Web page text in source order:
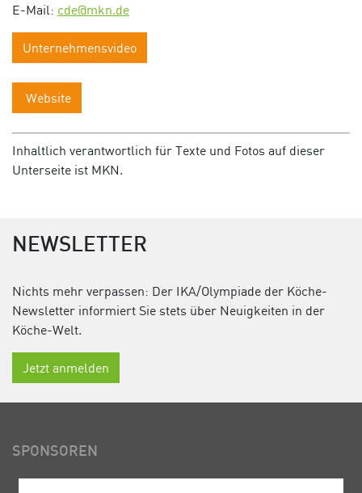
E-Mail: cde@mkn.de
Unternehmensvideo
Website
Inhaltlich verantwortlich für Texte und Fotos auf dieser
Unterseite ist MKN.
NEWSLETTER
Nichts mehr verpassen: Der IKA/Olympiade der Köche-
Newsletter informiert Sie stets über Neuigkeiten in der
Köche-Welt.
Jetzt anmelden
SPONSOREN